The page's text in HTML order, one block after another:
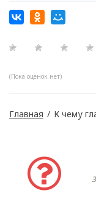
(Пока оценок нет)
Главная / К чему